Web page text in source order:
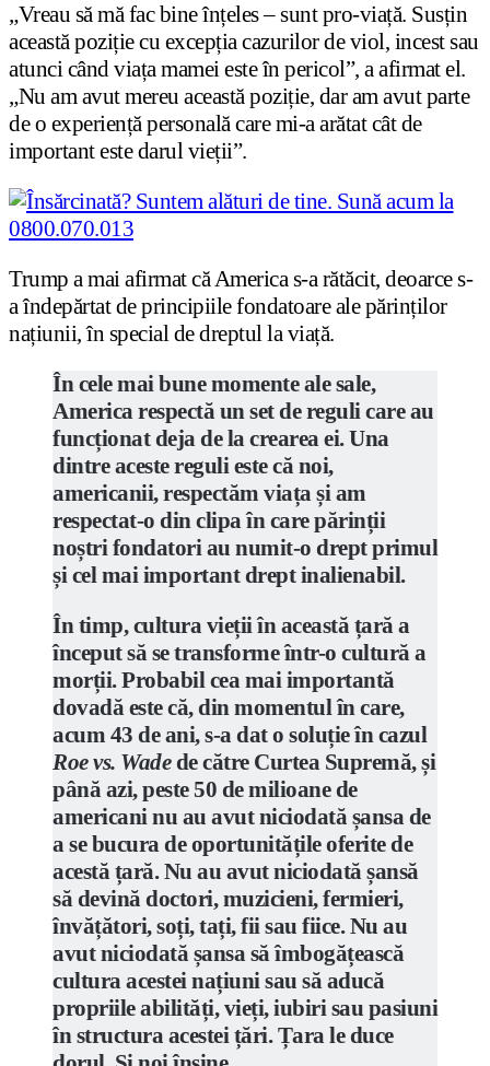
„Vreau să mă fac bine înțeles – sunt pro-viață. Susțin
această poziție cu excepția cazurilor de viol, incest sau
atunci când viața mamei este în pericol”, a afirmat el.
„Nu am avut mereu această poziție, dar am avut parte
de o experiență personală care mi-a arătat cât de
important este darul vieții”.
Trump a mai afirmat că America s-a rătăcit, deoarce s-
a îndepărtat de principiile fondatoare ale părinților
națiunii, în special de dreptul la viață.
În cele mai bune momente ale sale,
America respectă un set de reguli care au
funcționat deja de la crearea ei. Una
dintre aceste reguli este că noi,
americanii, respectăm viața și am
respectat-o din clipa în care părinții
noștri fondatori au numit-o drept primul
și cel mai important drept inalienabil.
În timp, cultura vieții în această țară a
început să se transforme într-o cultură a
morții. Probabil cea mai importantă
dovadă este că, din momentul în care,
acum 43 de ani, s-a dat o soluție în cazul
Roe vs. Wadede către Curtea Supremă, și
până azi, peste 50 de milioane de
americani nu au avut niciodată șansa de
a se bucura de oportunitățile oferite de
acestă țară. Nu au avut niciodată șansă
să devină doctori, muzicieni, fermieri,
învățători, soți, tați, fii sau fiice. Nu au
avut niciodată șansa să îmbogățească
cultura acestei națiuni sau să aducă
propriile abilități, vieți, iubiri sau pasiuni
în structura acestei țări. Țara le duce